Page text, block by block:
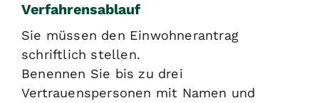
Verfahrensablauf
Sie müssen den Einwohnerantrag
schriftlich stellen.
Benennen Sie bis zu drei
Vertrauenspersonen mit Namen und